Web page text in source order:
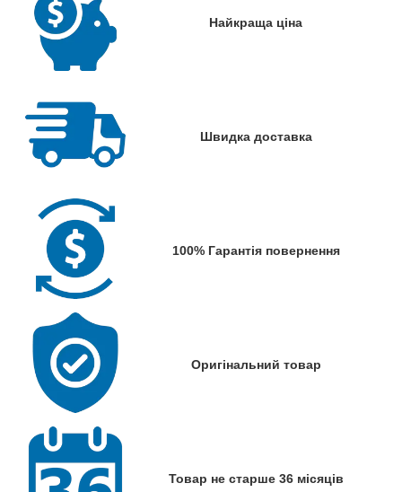
Найкраща ціна
Швидка доставка
100% Гарантія повернення
Оригінальний товар
Товар не старше 36 місяців